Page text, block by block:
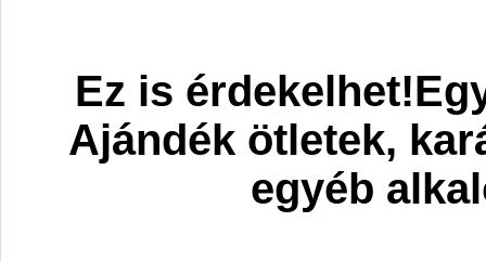
Ez is
Ajándék ötletek,
egyéb